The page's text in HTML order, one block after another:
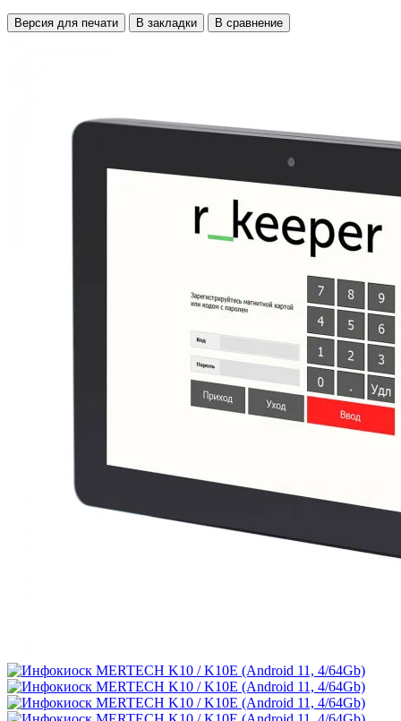
Версия для печати В закладки В сравнение